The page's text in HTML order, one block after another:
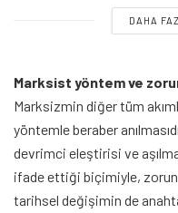
DAHA
Marksist yöntem ve
Marksizmin diğer tüm
yöntemle beraber
devrimci eleştirisi ve
ifade ettiği biçimiyle,
tarihsel değişimin de